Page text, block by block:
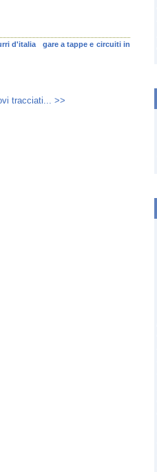
d'italia
gare a tappe e circuiti in
tracciati... >>